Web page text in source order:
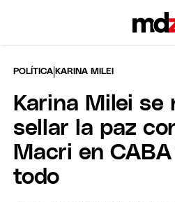
POLÍTICA |KARINA MILEI
Karina Milei se
sellar la paz
Macri en
todo